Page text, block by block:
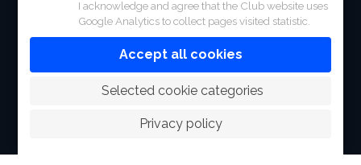
SPORTS
RACING
I acknowledge and agree that the Club website uses
Google Analytics to collect pages visited statistic.
Accept all cookies
Selected cookie categories
Privacy policy